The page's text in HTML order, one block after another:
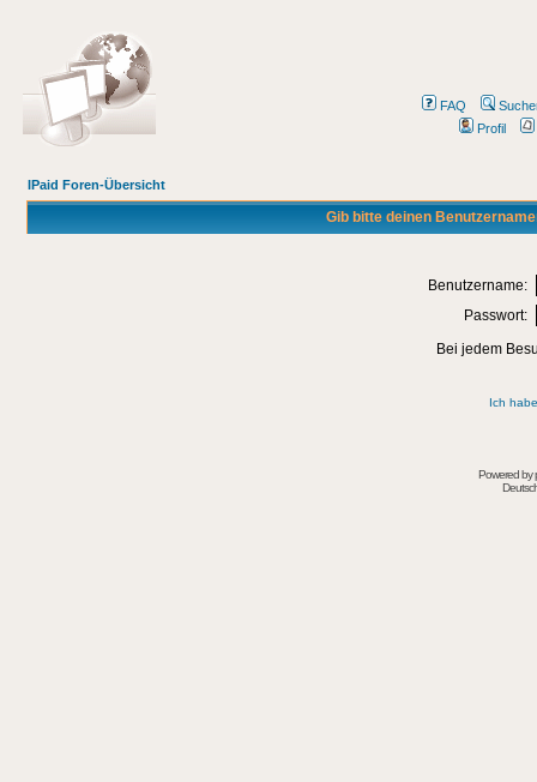
FAQ
Profil
IPaid Foren-Übersicht
Gib bitte deinen
Benutzername:
Passwort:
Bei jedem
Ich
Powered by